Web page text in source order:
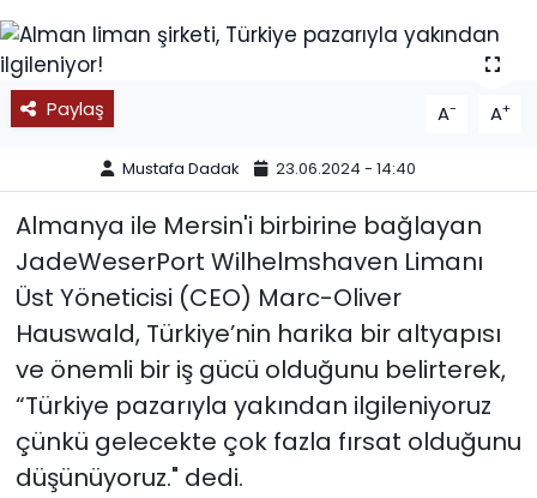
Paylaş A- A+
Mustafa Dadak 23.06.2024 - 14:40
Almanya ile Mersin'i birbirine bağlayan
JadeWeserPort Wilhelmshaven Limanı
Üst Yöneticisi (CEO) Marc-Oliver
Hauswald, Türkiye’nin harika bir altyapısı
ve önemli bir iş gücü olduğunu belirterek,
“Türkiye pazarıyla yakından ilgileniyoruz
çünkü gelecekte çok fazla fırsat olduğunu
düşünüyoruz." dedi.
SAĞLIK
SPOR
11:11 MANŞET